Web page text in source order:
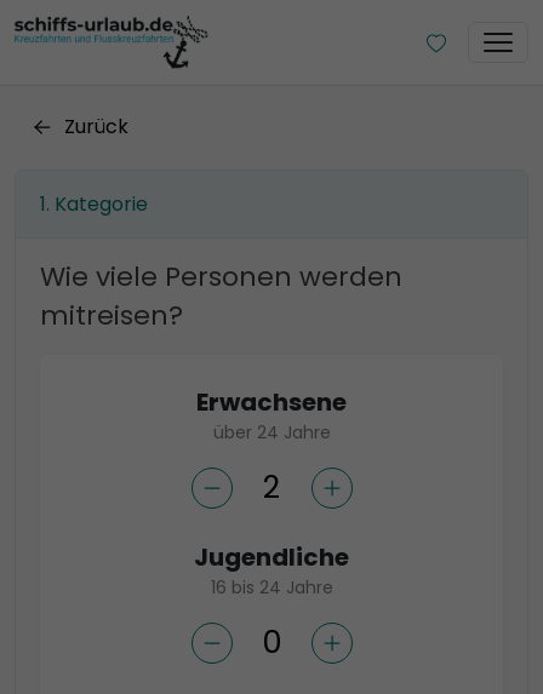
Zurück
Kategorie
Wie viele Personen werden
mitreisen?
Erwachsene
über 24 Jahre
Jugendliche
16 bis 24 Jahre